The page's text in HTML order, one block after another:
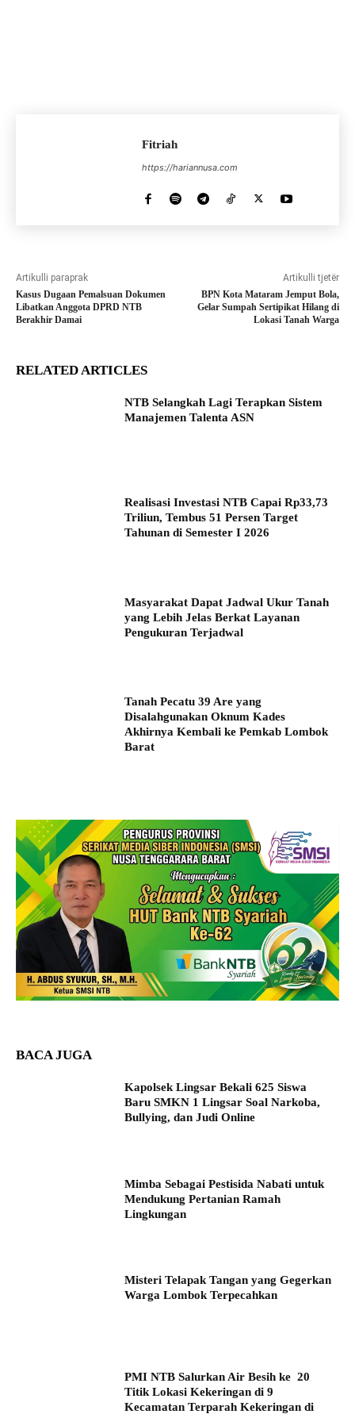
Fitriah
https://hariannusa.com
Artikulli paraprak
Kasus Dugaan Pemalsuan Dokumen
Libatkan Anggota DPRD NTB
Berakhir Damai
Artikulli tjetër
BPN Kota Mataram Jemput Bola,
Gelar Sumpah Sertipikat Hilang di
Lokasi Tanah Warga
RELATED ARTICLES
NTB Selangkah Lagi Terapkan Sistem
Manajemen Talenta ASN
Realisasi Investasi NTB Capai Rp33,73
Triliun, Tembus 51 Persen Target
Tahunan di Semester I 2026
Masyarakat Dapat Jadwal Ukur Tanah
yang Lebih Jelas Berkat Layanan
Pengukuran Terjadwal
Tanah Pecatu 39 Are yang
Disalahgunakan Oknum Kades
Akhirnya Kembali ke Pemkab Lombok
Barat
BACA JUGA
Kapolsek Lingsar Bekali 625 Siswa
Baru SMKN 1 Lingsar Soal Narkoba,
Bullying, dan Judi Online
Mimba Sebagai Pestisida Nabati untuk
Mendukung Pertanian Ramah
Lingkungan
Misteri Telapak Tangan yang Gegerkan
Warga Lombok Terpecahkan
PMI NTB Salurkan Air Besih ke 20
Titik Lokasi Kekeringan di 9
Kecamatan Terparah Kekeringan di